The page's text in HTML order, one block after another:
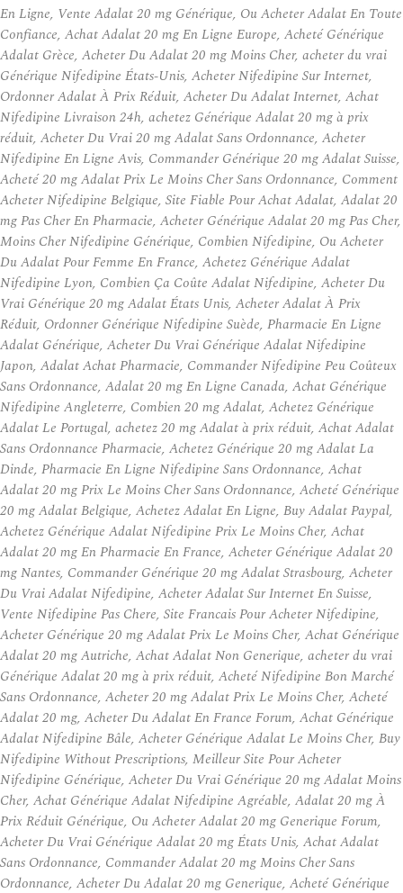
En Ligne, Vente Adalat 20 mg Générique, Ou Acheter Adalat En Toute
Confiance, Achat Adalat 20 mg En Ligne Europe, Acheté Générique
Adalat Grèce, Acheter Du Adalat 20 mg Moins Cher, acheter du vrai
Générique Nifedipine États-Unis, Acheter Nifedipine Sur Internet,
Ordonner Adalat À Prix Réduit, Acheter Du Adalat Internet, Achat
Nifedipine Livraison 24h, achetez Générique Adalat 20 mg à prix
réduit, Acheter Du Vrai 20 mg Adalat Sans Ordonnance, Acheter
Nifedipine En Ligne Avis, Commander Générique 20 mg Adalat Suisse,
Acheté 20 mg Adalat Prix Le Moins Cher Sans Ordonnance, Comment
Acheter Nifedipine Belgique, Site Fiable Pour Achat Adalat, Adalat 20
mg Pas Cher En Pharmacie, Acheter Générique Adalat 20 mg Pas Cher,
Moins Cher Nifedipine Générique, Combien Nifedipine, Ou Acheter
Du Adalat Pour Femme En France, Achetez Générique Adalat
Nifedipine Lyon, Combien Ça Coûte Adalat Nifedipine, Acheter Du
Vrai Générique 20 mg Adalat États Unis, Acheter Adalat À Prix
Réduit, Ordonner Générique Nifedipine Suède, Pharmacie En Ligne
Adalat Générique, Acheter Du Vrai Générique Adalat Nifedipine
Japon, Adalat Achat Pharmacie, Commander Nifedipine Peu Coûteux
Sans Ordonnance, Adalat 20 mg En Ligne Canada, Achat Générique
Nifedipine Angleterre, Combien 20 mg Adalat, Achetez Générique
Adalat Le Portugal, achetez 20 mg Adalat à prix réduit, Achat Adalat
Sans Ordonnance Pharmacie, Achetez Générique 20 mg Adalat La
Dinde, Pharmacie En Ligne Nifedipine Sans Ordonnance, Achat
Adalat 20 mg Prix Le Moins Cher Sans Ordonnance, Acheté Générique
20 mg Adalat Belgique, Achetez Adalat En Ligne, Buy Adalat Paypal,
Achetez Générique Adalat Nifedipine Prix Le Moins Cher, Achat
Adalat 20 mg En Pharmacie En France, Acheter Générique Adalat 20
mg Nantes, Commander Générique 20 mg Adalat Strasbourg, Acheter
Du Vrai Adalat Nifedipine, Acheter Adalat Sur Internet En Suisse,
Vente Nifedipine Pas Chere, Site Francais Pour Acheter Nifedipine,
Acheter Générique 20 mg Adalat Prix Le Moins Cher, Achat Générique
Adalat 20 mg Autriche, Achat Adalat Non Generique, acheter du vrai
Générique Adalat 20 mg à prix réduit, Acheté Nifedipine Bon Marché
Sans Ordonnance, Acheter 20 mg Adalat Prix Le Moins Cher, Acheté
Adalat 20 mg, Acheter Du Adalat En France Forum, Achat Générique
Adalat Nifedipine Bâle, Acheter Générique Adalat Le Moins Cher, Buy
Nifedipine Without Prescriptions, Meilleur Site Pour Acheter
Nifedipine Générique, Acheter Du Vrai Générique 20 mg Adalat Moins
Cher, Achat Générique Adalat Nifedipine Agréable, Adalat 20 mg À
Prix Réduit Générique, Ou Acheter Adalat 20 mg Generique Forum,
Acheter Du Vrai Générique Adalat 20 mg États Unis, Achat Adalat
Sans Ordonnance, Commander Adalat 20 mg Moins Cher Sans
Ordonnance, Acheter Du Adalat 20 mg Generique, Acheté Générique